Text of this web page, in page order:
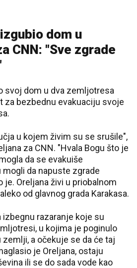
dom u
CNN: "Sve zgrade
svoj dom u dva zemljotresa
za bezbednu evakuaciju svoje
u kojem živim su se srušile",
za CNN. "Hvala Bogu što je
da se evakuiše
da napuste zgrade
je. Oreljana živi u priobalnom
od glavnog grada Karakasa.
razaranje koje su
u kojima je poginulo
a očekuje se da će taj
je Oreljana, ostaju
ili se do sada vode kao